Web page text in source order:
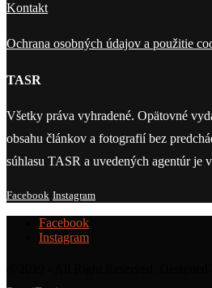
Kontakt
Ochrana osobných údajov a použitie
TASR
Všetky práva vyhradené. Opätovné
obsahu článkov a fotografií bez
súhlasu TASR a uvedených agentúr je
Facebook Instagram
Facebook
Instagram